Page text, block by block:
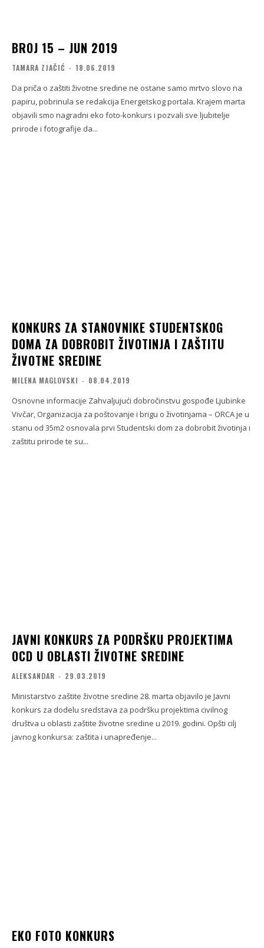
BROJ 15 – JUN 2019
TAMARA ZJAČIĆ - 18.06.2019
Da priča o zaštiti životne sredine ne ostane samo mrtvo slovo na
papiru, pobrinula se redakcija Energetskog portala. Krajem marta
objavili smo nagradni eko foto-konkurs i pozvali sve ljubitelje
prirode i fotografije da...
KONKURS ZA STANOVNIKE STUDENTSKOG
DOMA ZA DOBROBIT ŽIVOTINJA I ZAŠTITU
ŽIVOTNE SREDINE
MILENA MAGLOVSKI - 08.04.2019
Osnovne informacije Zahvaljujući dobročinstvu gospođe Ljubinke
Vivčar, Organizacija za poštovanje i brigu o životinjama – ORCA je u
stanu od 35m2 osnovala prvi Studentski dom za dobrobit životinja i
zaštitu prirode te su...
JAVNI KONKURS ZA PODRŠKU PROJEKTIMA
OCD U OBLASTI ŽIVOTNE SREDINE
ALEKSANDAR - 29.03.2019
Ministarstvo zaštite životne sredine 28. marta objavilo je Javni
konkurs za dodelu sredstava za podršku projektima civilnog
društva u oblasti zaštite životne sredine u 2019. godini. Opšti cilj
javnog konkursa: zaštita i unapređenje...
EKO FOTO KONKURS